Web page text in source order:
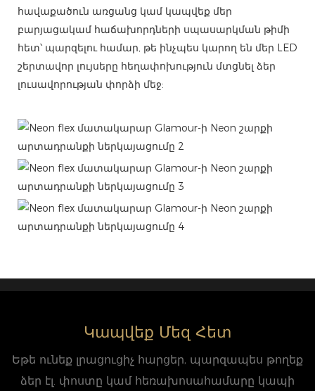
հավաքածուն առցանց կամ կապվեք մեր
բարյացակամ հաճախորդների սպասարկման թիմի
հետ՝ պարզելու համար, թե ինչպես կարող են մեր LED
շերտավոր լույսերը հեղափոխություն մտցնել ձեր
լուսավորության փորձի մեջ:
Կապվեք Մեզ Հետ
Եթե ​​​​ունեք լրացուցիչ հարցեր, պարզապես թողեք
ձեր էլ. փոստը կամ հեռախոսահամարը կապի